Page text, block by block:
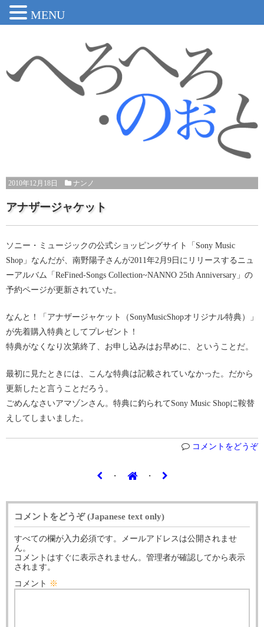
2010年12月18日 ナンノ
アナザージャケット
ソニー・ミュージックの公式ショッピングサイト「Sony Music
Shop」なんだが、南野陽子さんが2011年2月9日にリリースするニュ
ーアルバム「ReFined-Songs Collection~NANNO 25th Anniversary」の
予約ページが更新されていた。
なんと！「アナザージャケット（SonyMusicShopオリジナル特典）」
が先着購入特典としてプレゼント！
特典がなくなり次第終了、お申し込みはお早めに、ということだ。
最初に見たときには、こんな特典は記載されていなかった。だから
更新したと言うことだろう。
ごめんなさいアマゾンさん。特典に釣られてSony Music Shopに鞍替
えしてしまいました。
コメントをどうぞ
・ ・
コメントをどうぞ (Japanese text only)
すべての欄が入力必須です。メールアドレスは公開されませ
ん。
コメントはすぐに表示されません。管理者が確認してから表示
されます。
コメント ※
MENU